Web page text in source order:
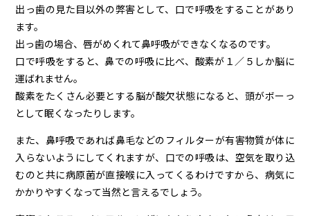
出っ歯の見た目以外の弊害として、口で呼吸をすることがあり
ます。
出っ歯の場合、唇がめくれて鼻呼吸ができなくなるのです。
口で呼吸をすると、鼻での呼吸に比べ、酸素が１／５しか脳に
運ばれません。
酸素をたくさん必要とする脳が酸欠状態になると、頭がボーっ
として眠くなったりします。
また、鼻呼吸であれば鼻毛などのフィルターが有害物質が体に
入らないようにしてくれますが、口での呼吸は、空気を取り込
むのと共に病原菌が直接喉に入ってくるわけですから、病気に
かかりやすくなって当然と言えるでしょう。